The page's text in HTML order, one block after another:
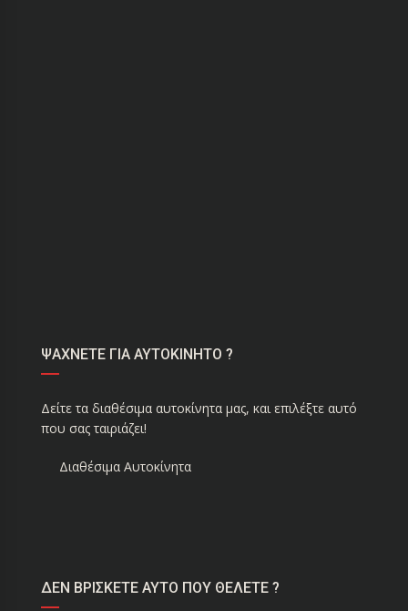
ΨΑΧΝΕΤΕ ΓΙΑ ΑΥΤΟΚΙΝΗΤΟ ?
Δείτε τα διαθέσιμα αυτοκίνητα μας, και επιλέξτε αυτό
που σας ταιριάζει!
Διαθέσιμα Αυτοκίνητα
ΔΕΝ ΒΡΙΣΚΕΤΕ ΑΥΤΟ ΠΟΥ ΘΕΛΕΤΕ ?